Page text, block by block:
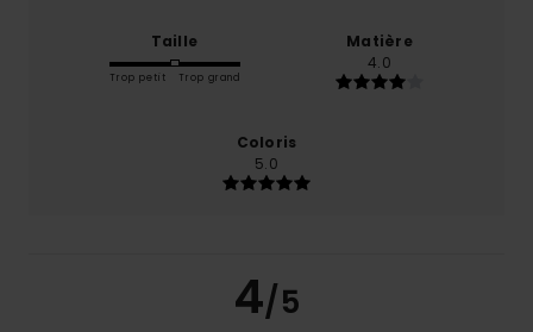
Taille
Trop petit Trop grand
Matière
4.0
Coloris
5.0
4/5